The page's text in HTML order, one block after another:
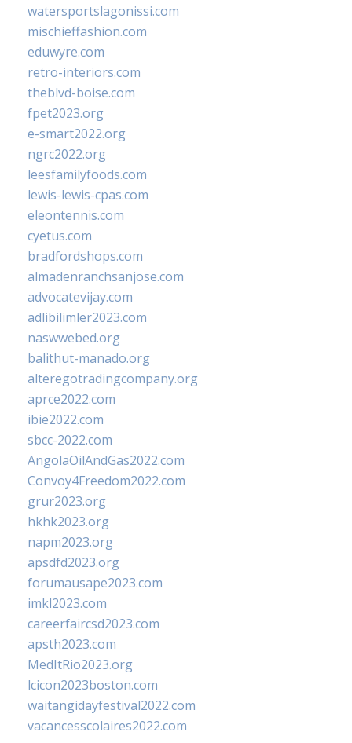
watersportslagonissi.com
mischieffashion.com
eduwyre.com
retro-interiors.com
theblvd-boise.com
fpet2023.org
e-smart2022.org
ngrc2022.org
leesfamilyfoods.com
lewis-lewis-cpas.com
eleontennis.com
cyetus.com
bradfordshops.com
almadenranchsanjose.com
advocatevijay.com
adlibilimler2023.com
naswwebed.org
balithut-manado.org
alteregotradingcompany.org
aprce2022.com
ibie2022.com
sbcc-2022.com
AngolaOilAndGas2022.com
Convoy4Freedom2022.com
grur2023.org
hkhk2023.org
napm2023.org
apsdfd2023.org
forumausape2023.com
imkl2023.com
careerfaircsd2023.com
apsth2023.com
MedItRio2023.org
lcicon2023boston.com
waitangidayfestival2022.com
vacancesscolaires2022.com